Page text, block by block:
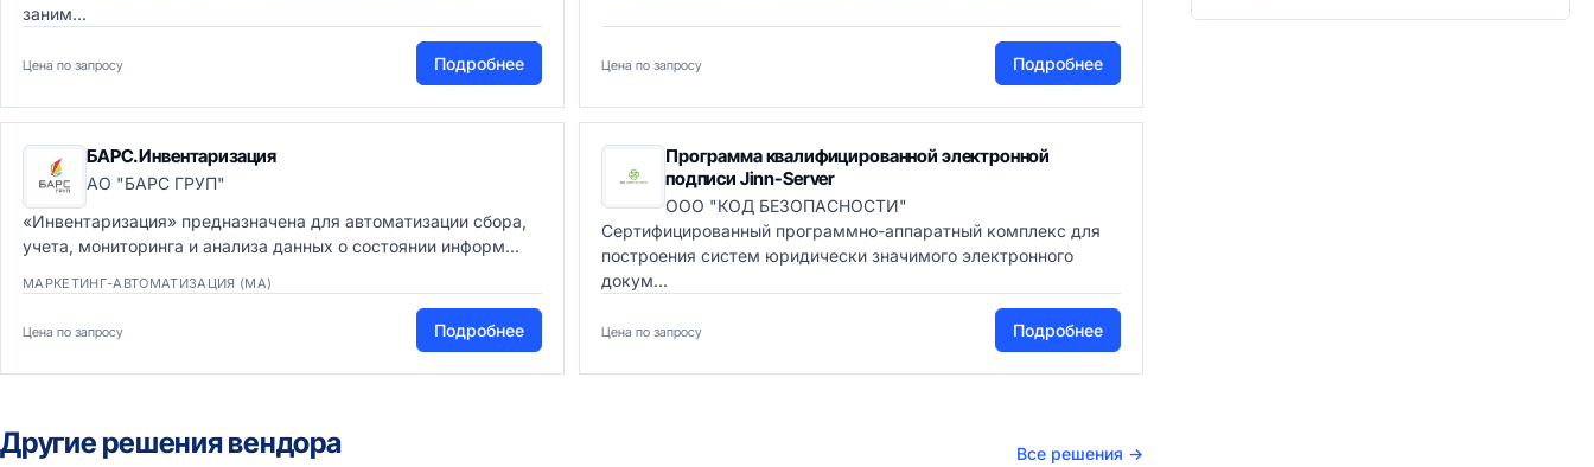
заним...
Цена по запросу Подробнее Цена по запросу Подробнее
БАРС.Инвентаризация
АО "БАРС ГРУП"
«Инвентаризация» предназначена для автоматизации сбора,
учета, мониторинга и анализа данных о состоянии информ...
МАРКЕТИНГ-АВТОМАТИЗАЦИЯ (MA)
Цена по запросу Подробнее
Программа квалифицированной электронной
подписи Jinn-Server
ООО "КОД БЕЗОПАСНОСТИ"
Сертифицированный программно-аппаратный комплекс для
построения систем юридически значимого электронного
докум...
Цена по запросу Подробнее
Другие решения вендора Все решения →